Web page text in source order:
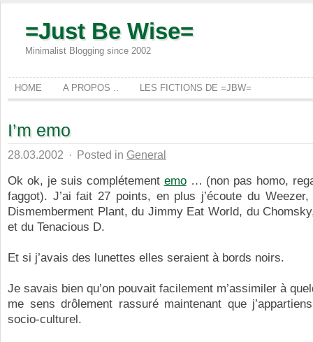
=Just Be Wise=
Minimalist Blogging since 2002
HOME A PROPOS .. LES FICTIONS DE =JBW=
I’m emo
28.03.2002 · Posted in General
Ok ok, je suis complétement emo… (non pas homo,
faggot). J’ai fait 27 points, en plus j’écoute du
Dismemberment Plant, du Jimmy Eat World, du
et du Tenacious D.
Et si j’avais des lunettes elles seraient à bords noirs.
Je savais bien qu’on pouvait facilement m’assimiler à
me sens drôlement rassuré maintenant que
socio-culturel.